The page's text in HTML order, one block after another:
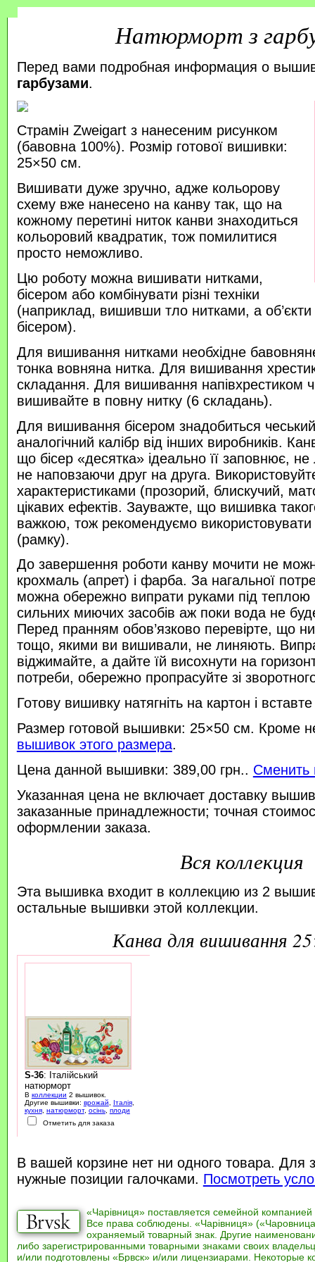
Натюрморт з
Перед вами подробная информация о
гарбузами.
Страмін Zweigart з нанесеним рисунком
(бавовна 100%). Розмір готової вишивки:
25×50 см.
Вишивати дуже зручно, адже кольорову
схему вже нанесено на канву так, що на
кожному перетині ниток канви знаходиться
кольоровий квадратик, тож помилитися
просто неможливо.
Цю роботу можна вишивати нитками,
бісером або комбінувати різні техніки
(наприклад, вишивши тло нитками, а
бісером).
Для вишивання нитками необхідне
тонка вовняна нитка. Для вишивання
складання. Для вишивання напівхрестиком
вишивайте в повну нитку (6 складань).
Для вишивання бісером знадобиться
аналогічний калібр від інших виробників.
що бісер «десятка» ідеально її заповнює,
не наповзаючи друг на друга.
характеристиками (прозорий, блискучий,
цікавих ефектів. Зауважте, що вишивка
важкою, тож рекомендуємо
(рамку).
До завершення роботи канву мочити не
крохмаль (апрет) і фарба. За нагальної
можна обережно випрати руками під
сильних миючих засобів аж поки вода не
Перед пранням обов’язково перевірте, що
тощо, якими ви вишивали, не линяють.
віджимайте, а дайте їй висохнути на
потреби, обережно пропрасуйте зі
Готову вишивку натягніть на картон і
Размер готовой вышивки: 25×50 см. Кроме
вышивок этого размера.
Цена данной вышивки: 389,00 грн.. Сменить
Указанная цена не включает доставку
заказанные принадлежности; точная
оформлении заказа.
Вся коллекция
Эта вышивка входит в коллекцию из 2
остальные вышивки этой коллекции.
канва для вишивання
S-36: Італійський
натюрморт
В коллекции 2 вышивок.
Другие вышивки: врожай, Італія,
кухня, натюрморт, осінь, плоди
Отметить для заказа
В вашей корзине нет ни одного товара. Для
нужные позиции галочками. Посмотреть
«Чарівниця» поставляется семейной компанией
Все права соблюдены. «Чарівниця»
охраняемый товарный знак. Другие
либо зарегистрированными товарными знаками своих
и/или подготовлены «Брвск» и/или лицензиарами. Некоторые